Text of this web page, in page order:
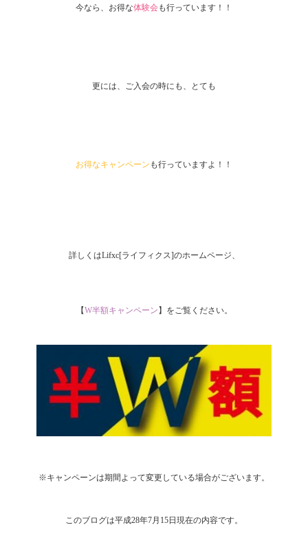
今なら、お得な体験会も行っています！！
更には、ご入会の時にも、とても
お得なキャンペーン も行っていますよ！！
詳しくはLifxc[ライフィクス]のホームページ、
【W半額キャンペーン 】をご覧ください。
※キャンペーンは期間よって変更している場合がございます。
このブログは平成28年7月15日現在の内容です。